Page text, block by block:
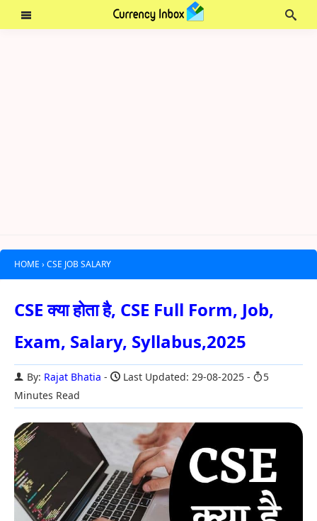
HOME › CSE JOB SALARY
CSE क्या होता है, CSE Full Form, Job,
Exam, Salary, Syllabus,2025
By: Rajat Bhatia Last Updated: 29-08-2025
5
Minutes Read